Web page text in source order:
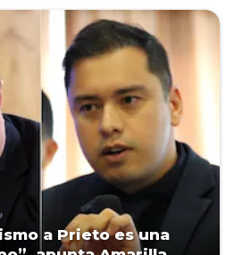
a Prieto es una